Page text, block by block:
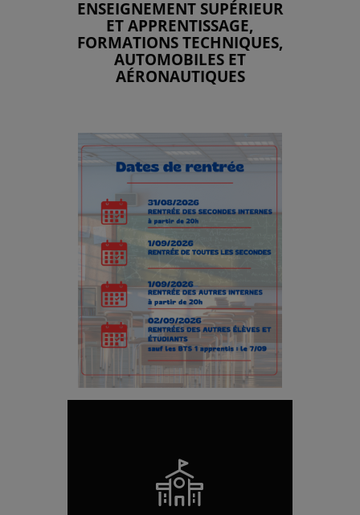
ENSEIGNEMENT SUPÉRIEUR
ET APPRENTISSAGE,
FORMATIONS TECHNIQUES,
AUTOMOBILES ET
AÉRONAUTIQUES
?